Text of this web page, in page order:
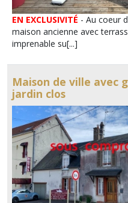
EN EXCLUSIVITÉ - Au coeur
maison ancienne avec
imprenable su[...]
Maison de ville avec
jardin clos